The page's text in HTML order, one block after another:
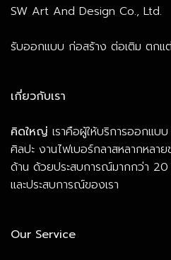
SW Art And Design Co., Ltd.
รับออกแบบ ก่อสร้าง ต่อเติม ตกแ
เกี่ยวกับเรา
คิดใหญ่ เราคือผู้ให้บริการออกแบ
ศิลปะ งานไฟเบอร์กลาสหลากหลา
ด้าน ด้วยประสบการณ์มากกว่า 20
และประสบการณ์ของเรา
Our Service